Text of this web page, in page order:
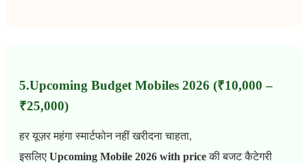
5.Upcoming Budget Mobiles 2026 (₹10,000 –
₹25,000)
हर यूज़र महंगा स्मार्टफोन नहीं खरीदना चाहता,
इसलिए Upcoming Mobile 2026 with priceकी बजट कैटेगरी